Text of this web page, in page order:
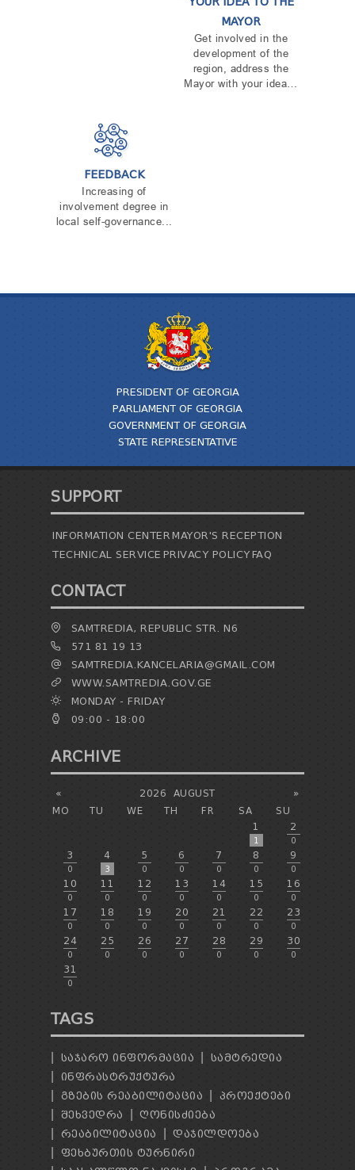
MAYOR
Get involved in the
development of the
region, address the
Mayor with your idea…
FEEDBACK
Increasing of
involvement degree in
local self-governance...
PRESIDENT OF GEORGIA
PARLIAMENT OF GEORGIA
GOVERNMENT OF GEORGIA
STATE REPRESENTATIVE
SUPPORT
INFORMATION CENTERMAYOR'S RECEPTION
TECHNICAL SERVICE PRIVACY POLICYFAQ
CONTACT
SAMTREDIA, REPUBLIC STR. N6
571 81 19 13
SAMTREDIA.KANCELARIA@GMAIL.COM
WWW.SAMTREDIA.GOV.GE
MONDAY - FRIDAY
09:00 - 18:00
ARCHIVE
« »
2026
AUGUST
MO
TU WE TH FR SA
SU
1
1
2
0
3
0
4
3
5
0
6
0
7
0
8
0
9
0
10
0
11
0
12
0
13
0
14
0
15
0
16
0
17
0
18
0
19
0
20
0
21
0
22
0
23
0
24
0
25
0
26
0
27
0
28
0
29
0
30
0
31
0
TAGS
ᲡᲐᲯᲐᲠᲝ ᲘᲜᲤᲝᲠᲛᲐᲪᲘᲐ
ᲡᲐᲛᲢᲠᲔᲓᲘᲐ
ᲘᲜᲤᲠᲐᲡᲢᲠᲣᲥᲢᲣᲠᲐ
ᲒᲖᲔᲑᲘᲡ ᲠᲔᲐᲑᲘᲚᲘᲢᲐᲪᲘᲐ
ᲞᲠᲝᲔᲥᲢᲔᲑᲘ
ᲨᲔᲮᲕᲔᲓᲠᲐ
ᲦᲝᲜᲘᲡᲫᲘᲔᲑᲐ
ᲠᲔᲐᲑᲘᲚᲘᲢᲐᲪᲘᲐ
ᲓᲐᲯᲘᲚᲓᲝᲔᲑᲐ
ᲤᲔᲮᲑᲣᲠᲗᲘᲡ ᲢᲣᲠᲜᲘᲠᲘ